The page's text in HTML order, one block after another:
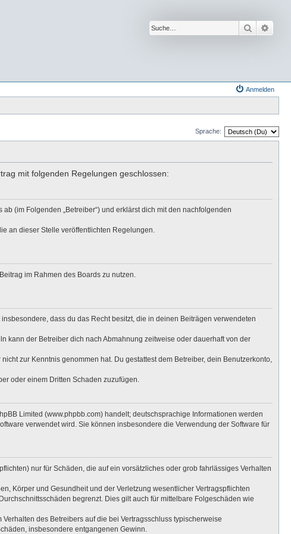
Suche
Anmelden
Sprache:
mit folgenden Regelungen geschlossen:
(im Folgenden „Betreiber“) und erklärst dich mit den nachfolgenden
an dieser Stelle veröffentlichten Regelungen.
im Rahmen des Boards zu nutzen.
dass du das Recht besitzt, die in deinen Beiträgen verwendeten
kann der Betreiber dich nach Abmahnung zeitweise oder dauerhaft von der
zur Kenntnis genommen hat. Du gestattest dem Betreiber, dein Benutzerkonto,
oder einem Dritten Schaden zuzufügen.
Limited (www.phpbb.com) handelt; deutschsprachige Informationen werden
verwendet wird. Sie können insbesondere die Verwendung der Software für
nur für Schäden, die auf ein vorsätzliches oder grob fahrlässiges Verhalten
Körper und Gesundheit und der Verletzung wesentlicher Vertragspflichten
begrenzt. Dies gilt auch für mittelbare Folgeschäden wie
des Betreibers auf die bei Vertragsschluss typischerweise
insbesondere entgangenen Gewinn.